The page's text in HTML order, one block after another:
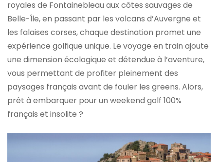
royales de Fontainebleau aux côtes sauvages de
Belle-Île, en passant par les volcans d’Auvergne et
les falaises corses, chaque destination promet une
expérience golfique unique. Le voyage en train ajoute
une dimension écologique et détendue à l’aventure,
vous permettant de profiter pleinement des
paysages français avant de fouler les greens. Alors,
prêt à embarquer pour un weekend golf 100%
français et insolite ?